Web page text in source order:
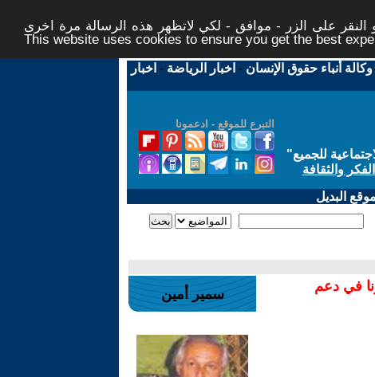
على الزر - موافق - لكي لاتظهر هذه الرسالة مرة اخرى -
This website uses cookies to ensure you get the best
وكالة أنباء حقوق الإنسان - اخبار الرياضة - اخبار
التبرع للموقع - ادعمونا
للجميع"
والثقافة
البديل
في دعم
سمير أمين